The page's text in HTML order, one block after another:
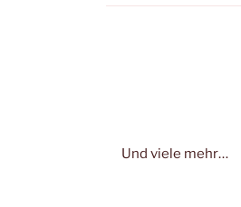
Und viele mehr…